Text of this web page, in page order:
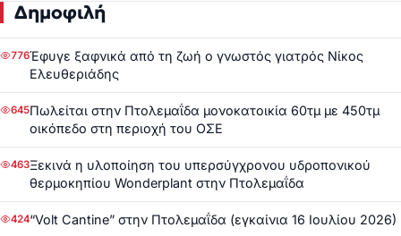
Δημοφιλή
776Έφυγε ξαφνικά από τη ζωή ο γνωστός γιατρός Νίκος
Ελευθεριάδης
645Πωλείται στην Πτολεμαΐδα μονοκατοικία 60τμ με 450τμ
οικόπεδο στη περιοχή του ΟΣΕ
463Ξεκινά η υλοποίηση του υπερσύγχρονου υδροπονικού
θερμοκηπίου Wonderplant στην Πτολεμαΐδα
424“Volt Cantine” στην Πτολεμαΐδα (εγκαίνια 16 Ιουλίου 2026)